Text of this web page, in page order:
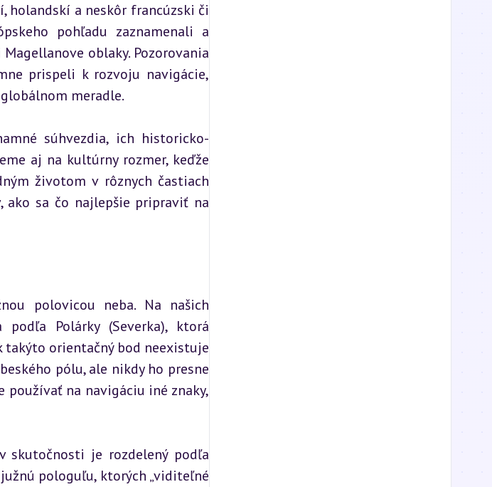
holandskí a neskôr francúzski či
pohľadu zaznamenali a
oblaky. Pozorovania
prispeli k rozvoju navigácie,
meradle.
súhvezdia, ich historicko-
aj na kultúrny rozmer, keďže
životom v rôznych častiach
ako sa čo najlepšie pripraviť na
polovicou neba. Na našich
Polárky (Severka), ktorá
takýto orientačný bod neexistuje
pólu, ale nikdy ho presne
na navigáciu iné znaky,
skutočnosti je rozdelený podľa
pologuľu, ktorých „viditeľné